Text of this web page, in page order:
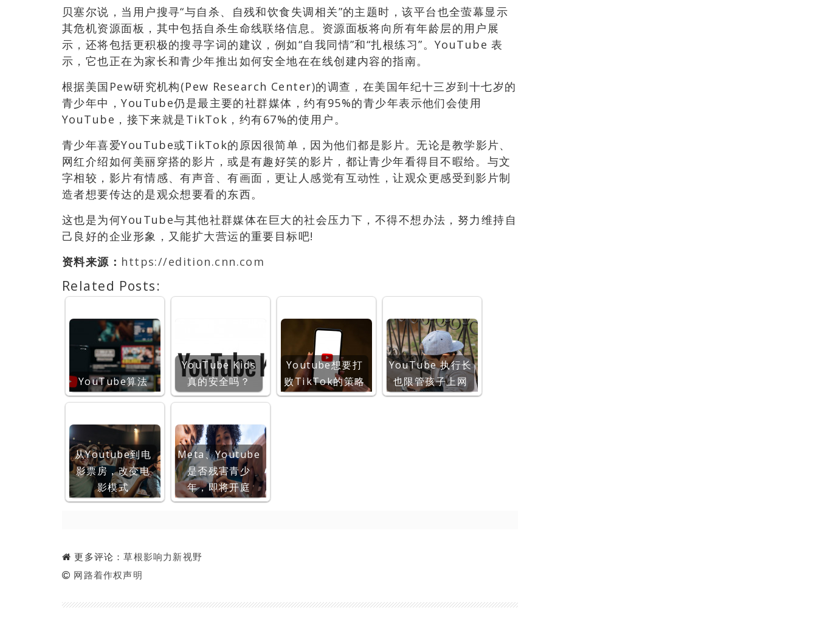
贝塞尔说，当用户搜寻“与自杀、自残和饮食失调相关”的主题时，该平台也全萤幕显示
其危机资源面板，其中包括自杀生命线联络信息。资源面板将向所有年龄层的用户展
示，还将包括更积极的搜寻字词的建议，例如“自我同情”和“扎根练习”。YouTube 表
示，它也正在为家长和青少年推出如何安全地在在线创建内容的指南。
根据美国Pew研究机构(Pew Research Center)的调查，在美国年纪十三岁到十七岁的
青少年中，YouTube仍是最主要的社群媒体，约有95%的青少年表示他们会使用
YouTube，接下来就是TikTok，约有67%的使用户。
青少年喜爱YouTube或TikTok的原因很简单，因为他们都是影片。无论是教学影片、
网红介绍如何美丽穿搭的影片，或是有趣好笑的影片，都让青少年看得目不暇给。与文
字相较，影片有情感、有声音、有画面，更让人感觉有互动性，让观众更感受到影片制
造者想要传达的是观众想要看的东西。
这也是为何YouTube与其他社群媒体在巨大的社会压力下，不得不想办法，努力维持自
己良好的企业形象，又能扩大营运的重要目标吧!
资料来源： https://edition.cnn.com
Related Posts:
YouTube算法
YouTube Kids
真的安全吗？
Youtube想要打
败TikTok的策略
YouTube 执行长
也限管孩子上网
从Youtube到电
影票房，改变电
影模式
Meta、Youtube
是否残害青少
年，即将开庭
更多评论：草根影响力新视野
网路着作权声明